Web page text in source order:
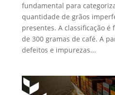
fundamental para
quantidade de grãos
presentes. A classificação
de 300 gramas de café. A
defeitos e impurezas...